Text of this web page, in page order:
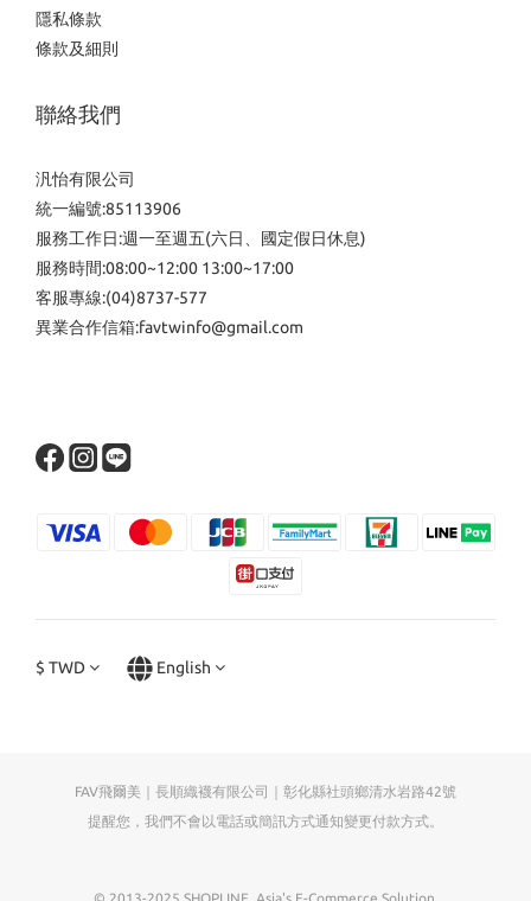
隱私條款
條款及細則
聯絡我們
汎怡有限公司
統一編號:85113906
服務工作日:週一至週五(六日、國定假日休息)
服務時間:08:00~12:00 13:00~17:00
客服專線:(04)8737-577
異業合作信箱:favtwinfo@gmail.com
$ TWD English
FAV飛爾美｜長順織襪有限公司｜彰化縣社頭鄉清水岩路42號
提醒您，我們不會以電話或簡訊方式通知變更付款方式。